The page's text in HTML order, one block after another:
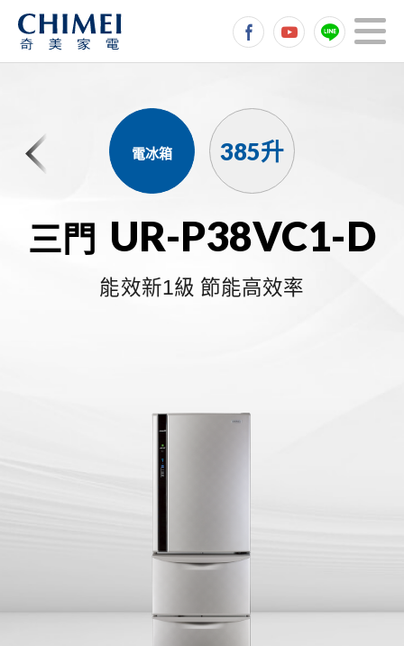
電冰箱 385升
三門 UR-P38VC1-D
能效新1級 節能高效率